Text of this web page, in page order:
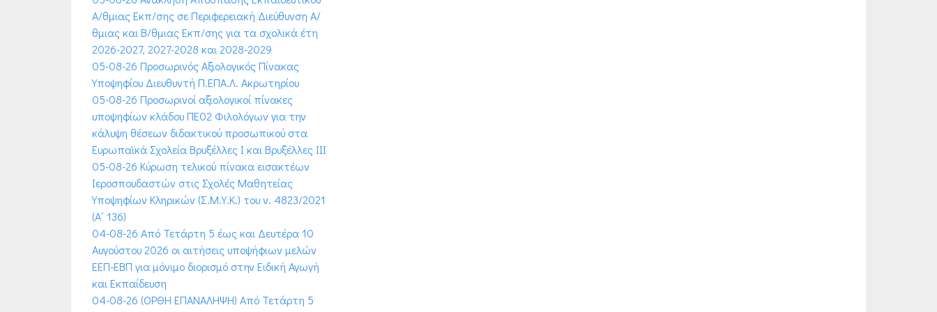
Α/θμιας Εκπ/σης σε Περιφερειακή Διεύθυνση Α/
θμιας και Β/θμιας Εκπ/σης για τα σχολικά έτη
2026-2027, 2027-2028 και 2028-2029
05-08-26 Προσωρινός Αξιολογικός Πίνακας
Υποψηφίου Διευθυντή Π.ΕΠΑ.Λ. Ακρωτηρίου
05-08-26 Προσωρινοί αξιολογικοί πίνακες
υποψηφίων κλάδου ΠΕ02 Φιλολόγων για την
κάλυψη θέσεων διδακτικού προσωπικού στα
Ευρωπαϊκά Σχολεία Βρυξέλλες Ι και Βρυξέλλες ΙΙΙ
05-08-26 Κύρωση τελικού πίνακα εισακτέων
Ιεροσπουδαστών στις Σχολές Μαθητείας
Υποψηφίων Κληρικών (Σ.Μ.Υ.Κ.) του ν. 4823/2021
(Α΄ 136)
04-08-26 Από Τετάρτη 5 έως και Δευτέρα 10
Αυγούστου 2026 οι αιτήσεις υποψήφιων μελών
ΕΕΠ-ΕΒΠ για μόνιμο διορισμό στην Ειδική Αγωγή
και Εκπαίδευση
04-08-26 (ΟΡΘΗ ΕΠΑΝΑΛΗΨΗ) Από Τετάρτη 5